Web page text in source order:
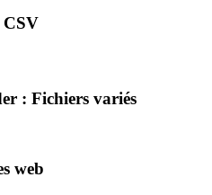
CSV
: Fichiers variés
web